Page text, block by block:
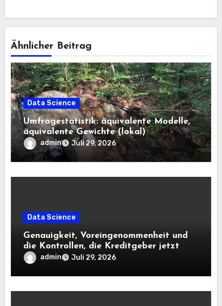
Ähnlicher Beitrag
Data Science
Umfragestatistik: äquivalente Modelle,
äquivalente Gewichte (lokal)
admin Juli 29, 2026
Data Science
Genauigkeit, Voreingenommenheit und
die Kontrollen, die Kreditgeber jetzt
benötigen |
admin Juli 29, 2026